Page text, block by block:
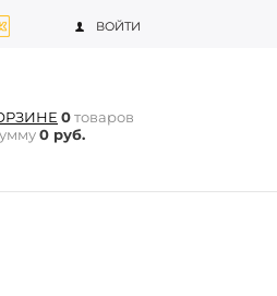
ВОЙТИ
0товаров
0 руб.